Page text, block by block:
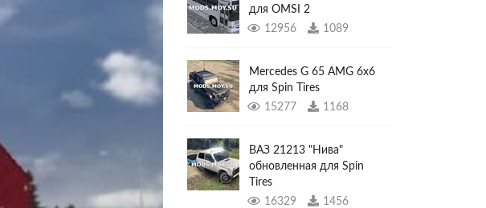
для OMSI 2
12956
1089
Mercedes G 65 AMG 6x6
для Spin Tires
15277
1168
ВАЗ 21213 "Нива"
обновленная для Spin
Tires
16329
1456